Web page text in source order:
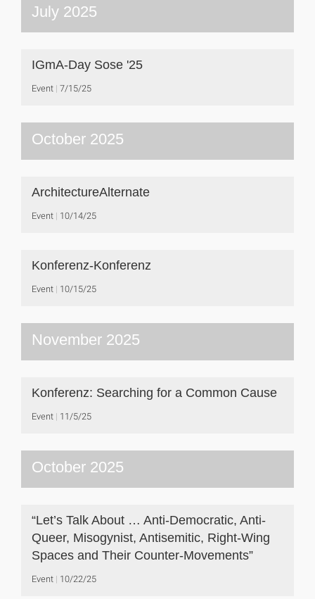
July 2025
IGmA-Day Sose '25
Event 7/15/25
October 2025
ArchitectureAlternate
Event 10/14/25
Konferenz-Konferenz
Event 10/15/25
November 2025
Konferenz: Searching for a Common Cause
Event 11/5/25
October 2025
“Let’s Talk About … Anti-Democratic, Anti-
Queer, Misogynist, Antisemitic, Right-Wing
Spaces and Their Counter-Movements”
Event 10/22/25